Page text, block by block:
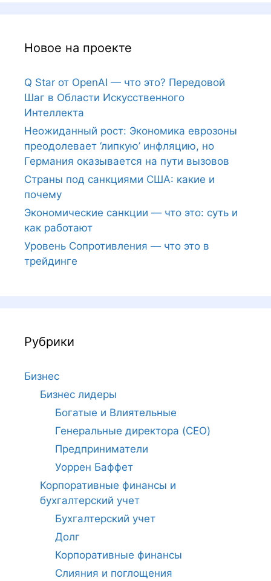
Новое на проекте
Q Star от OpenAI — что это? Передовой
Шаг в Области Искусственного
Интеллекта
Неожиданный рост: Экономика еврозоны
преодолевает ‘липкую’ инфляцию, но
Германия оказывается на пути вызовов
Страны под санкциями США: какие и
почему
Экономические санкции — что это: суть и
как работают
Уровень Сопротивления — что это в
трейдинге
Рубрики
Бизнес
Бизнес лидеры
Богатые и Влиятельные
Генеральные директора (CEO)
Предприниматели
Уоррен Баффет
Корпоративные финансы и
бухгалтерский учет
Бухгалтерский учет
Долг
Корпоративные финансы
Слияния и поглощения